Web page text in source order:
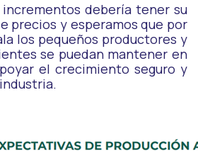
debería tener su
precios y esperamos que por
los pequeños productores y
se puedan mantener en
el crecimiento seguro y